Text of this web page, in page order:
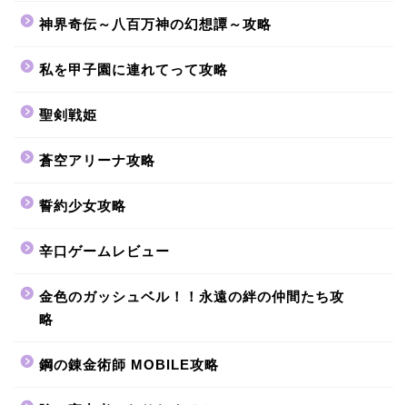
神界奇伝～八百万神の幻想譚～攻略
私を甲子園に連れてって攻略
聖剣戦姫
蒼空アリーナ攻略
誓約少女攻略
辛口ゲームレビュー
金色のガッシュベル！！永遠の絆の仲間たち攻
略
鋼の錬金術師 MOBILE攻略